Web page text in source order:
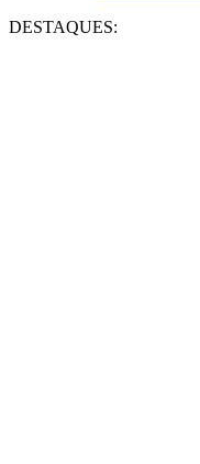
DESTAQUES: